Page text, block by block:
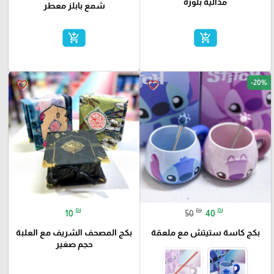
مدالية بلورة
add_shopping_cart
شمع بابلز معطر
add_shopping_cart
favorite_border -20%
50 ₪ 40 ₪
بكج كاسة ستيتش مع ملعقة
favorite_border
10 ₪
بكج المصحف الشريف مع العلبة
حجم صغير